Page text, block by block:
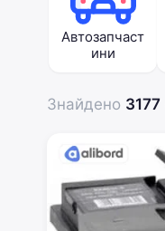
Автозапчаст
ини
Знайдено 3177